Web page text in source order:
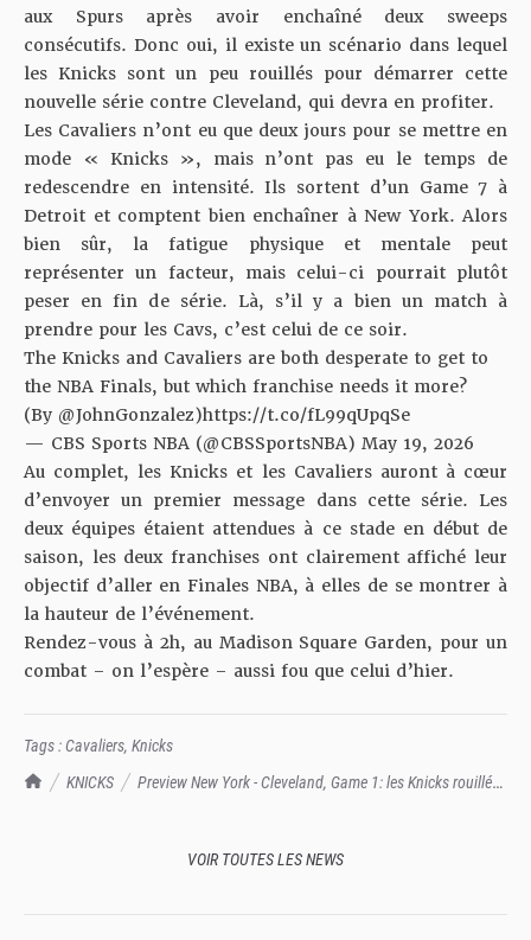
TrashTalk Actu NBA
KNICKS
Preview New York - Cleveland, Game 1: les Knicks rouillés
aux Spurs après avoir enchaîné deux sweeps
consécutifs. Donc oui, il existe un scénario dans lequel
les Knicks sont un peu rouillés pour démarrer cette
nouvelle série contre Cleveland, qui devra en profiter.
Les Cavaliers n’ont eu que deux jours pour se mettre en
mode « Knicks », mais n’ont pas eu le temps de
redescendre en intensité. Ils sortent d’un Game 7 à
Detroit et comptent bien enchaîner à New York. Alors
bien sûr, la fatigue physique et mentale peut
représenter un facteur, mais celui-ci pourrait plutôt
peser en fin de série. Là, s’il y a bien un match à
prendre pour les Cavs, c’est celui de ce soir.
The Knicks and Cavaliers are both desperate to get to
the NBA Finals, but which franchise needs it more?
(By @JohnGonzalez)https://t.co/fL99qUpqSe
— CBS Sports NBA (@CBSSportsNBA) May 19, 2026
Au complet, les Knicks et les Cavaliers auront à cœur
d’envoyer un premier message dans cette série. Les
deux équipes étaient attendues à ce stade en début de
saison, les deux franchises ont clairement affiché leur
objectif d’aller en Finales NBA, à elles de se montrer à
la hauteur de l’événement.
Rendez-vous à 2h, au Madison Square Garden, pour un
combat – on l’espère – aussi fou que celui d’hier.
Tags :Cavaliers, Knicks
VOIR TOUTES LES NEWS